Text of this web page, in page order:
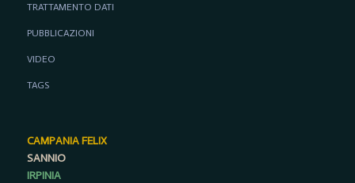
TRATTAMENTO DATI
PUBBLICAZIONI
VIDEO
TAGS
CAMPANIA FELIX
SANNIO
IRPINIA